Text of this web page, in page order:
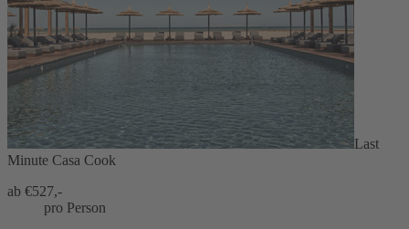
Last
Minute Casa Cook
ab €527,-
pro Person